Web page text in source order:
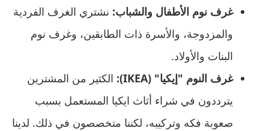
غرف نوم الأطفال والشباب: نشتري الغرف الفردية
والمزدوجة، والأسرة ذات الطابقين، وغرف نوم
البنات والأولاد.
غرف النوم "إيكيا" (IKEA):
الكثير من المشترين
يترددون في شراء أثاث ايكيا المستعمل بسبب
صعوبة فكه وتركيبه، لكننا متخصصون في ذلك. لدينا